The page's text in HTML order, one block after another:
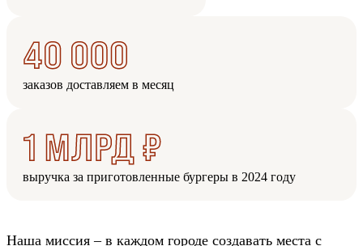
заказов доставляем в месяц
выручка за приготовленные бургеры в 2024 году
Наша миссия – в каждом городе создавать места с